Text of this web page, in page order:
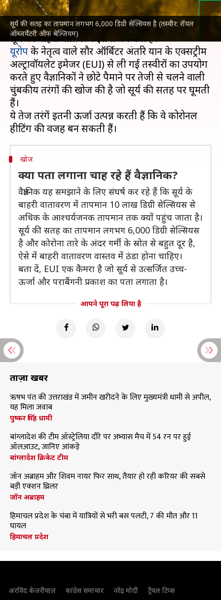
सूर्य की सतह का तापमान लगभग 6,000 डिग्री सेल्सियस है (तस्वीर: रॉयल
ऑब्जर्वेटरी ऑफ बेल्जियम)
क्या है खबर?
अंतरिक्ष वैज्ञानिकों ने अब संभवत यह पता लगा लिया है कि
यूरोपके नेतृत्व वाले सौर ऑर्बिटर अंतरिक्ष यान के एक्सट्रीम
अल्ट्रावॉयलेट इमेजर (EUI) से ली गई तस्वीरों का उपयोग
करते हुए वैज्ञानिकों ने छोटे पैमाने पर तेजी से चलने वाली
चुंबकीय तरंगों की खोज की है जो सूर्य की सतह पर घूमती
हैं।
ये तेज तरंगें इतनी ऊर्जा उत्पन्न करती हैं कि वे कोरोनल
खोज
क्या पता लगाना चाह रहे हैं वैज्ञानिक?
वैज्ञानिक यह समझाने के लिए संघर्ष कर रहे हैं कि सूर्य के
बाहरी वातावरण में तापमान 10 लाख डिग्री सेल्सियस से
अधिक के आश्चर्यजनक तापमान तक क्यों पहुंच जाता है।
सूर्य की सतह का तापमान लगभग 6,000 डिग्री सेल्सियस
है और कोरोना तारे के अंदर गर्मी के स्रोत से बहुत दूर है,
ऐसे में बाहरी वातावरण वास्तव में ठंडा होना चाहिए।
बता दें, EUI एक कैमरा है जो सूर्य से उत्सर्जित उच्च-
ऊर्जा और पराबैंगनी प्रकाश का पता लगाता है।
आपने पूरा पढ़ लिया है
ताज़ा खबरें
ऋषभ पंत की उत्तराखंड में जमीन खरीदने के लिए मुख्यमंत्री धामी से अपील,
यह मिला जवाब
पुष्कर सिंह धामी
बांग्लादेश की टीम ऑस्ट्रेलिया दौरे पर अभ्यास मैच में 54 रन पर हुई
ऑलआउट, जानिए आंकड़े
बांग्लादेश क्रिकेट टीम
जॉन अब्राहम और शिवम नायर फिर साथ, तैयार हो रही करियर की सबसे
बड़ी एक्शन थ्रिलर
जॉन अब्राहम
हिमाचल प्रदेश के चंबा में यात्रियों से भरी बस पलटी, 7 की मौत और 11
घायल
हिमाचल प्रदेश
अरविंद केजरीवाल कांग्रेस समाचार नरेंद्र मोदी ट्रैवल टिप्स